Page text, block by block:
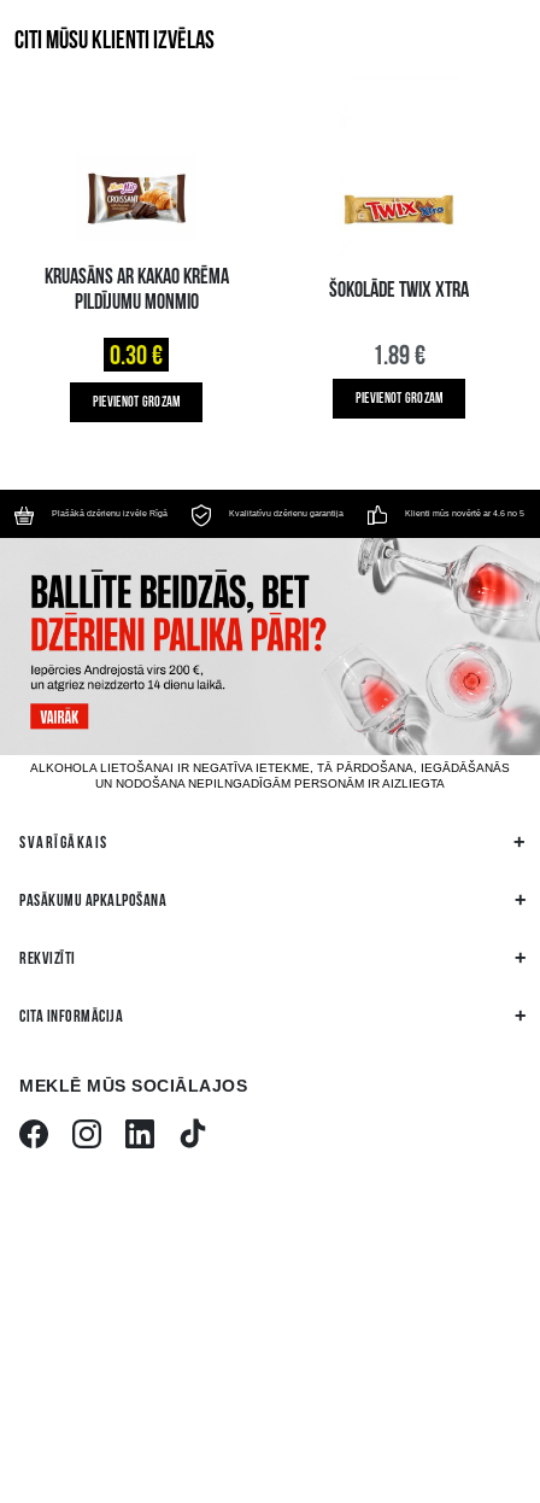
CITI MŪSU KLIENTI IZVĒLAS
KRUASĀNS AR KAKAO KRĒMA
PILDĪJUMU MONMIO
0.30 €
PIEVIENOT GROZAM
ŠOKOLĀDE TWIX XTRA
1.89 €
PIEVIENOT GROZAM
Plašākā dzērienu izvēle Rīgā Kvalitatīvu dzērienu garantija Klienti mūs novērtē ar 4.6 no 5
ALKOHOLA LIETOŠANAI IR NEGATĪVA IETEKME, TĀ PĀRDOŠANA, IEGĀDĀŠANĀS
UN NODOŠANA NEPILNGADĪGĀM PERSONĀM IR AIZLIEGTA
SVARĪGĀKAIS
PASĀKUMU APKALPOŠANA
REKVIZĪTI
CITA INFORMĀCIJA
MEKLĒ MŪS SOCIĀLAJOS